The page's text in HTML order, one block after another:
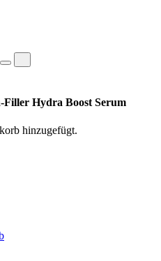
Hydra Boost Serum
hinzugefügt.